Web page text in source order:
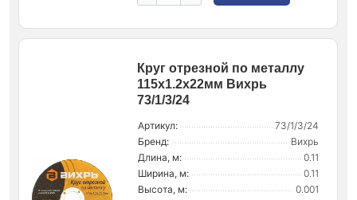
Круг отрезной по металлу
115х1.2х22мм Вихрь
73/1/3/24
Артикул:
73/1/3/24
Бренд:
Вихрь
Длина, м:
0.11
Ширина, м:
0.11
Высота, м:
0.001